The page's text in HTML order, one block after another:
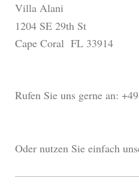
Villa Alani
1204 SE 29th St
Cape Coral FL 33914
Rufen Sie uns gerne an:
Oder nutzen Sie einfach